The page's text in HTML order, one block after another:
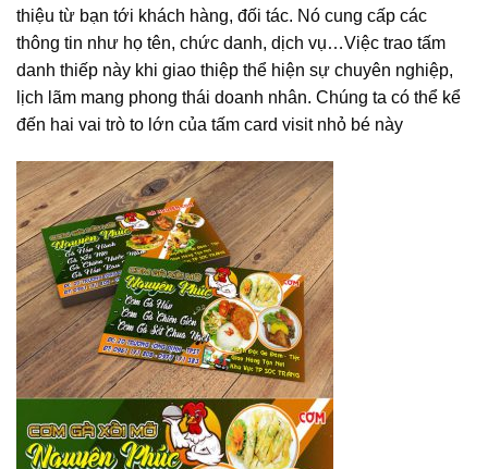
thiệu từ bạn tới khách hàng, đối tác. Nó cung cấp các
thông tin như họ tên, chức danh, dịch vụ…Việc trao tấm
danh thiếp này khi giao thiệp thể hiện sự chuyên nghiệp,
lịch lãm mang phong thái doanh nhân. Chúng ta có thể kể
đến hai vai trò to lớn của tấm card visit nhỏ bé này